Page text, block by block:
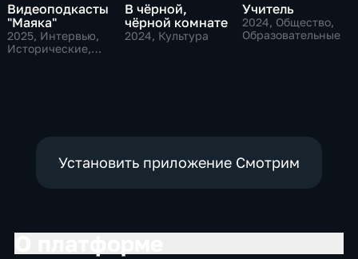
Видеоподкасты
"Маяка"
2025, Интервью,
Исторические,
В чёрной,
чёрной комнате
2024, Культура
Учитель
2024, Общество,
Образовательные
Установить приложение Смотрим